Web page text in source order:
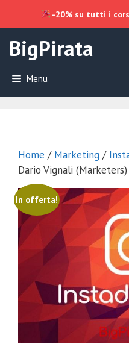
contenuto
BigPirata
Menu
Home / Marketing /
Dario Vignali (Marketers)
In offerta!
-20% su tutti i